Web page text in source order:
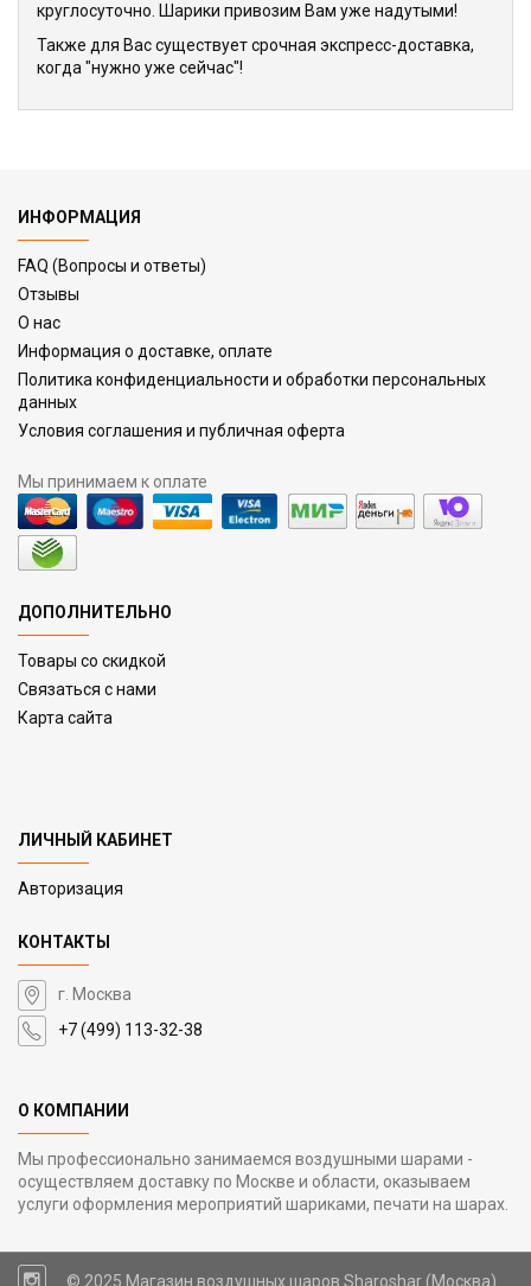
круглосуточно. Шарики привозим Вам уже надутыми!
Также для Вас существует срочная экспресс-доставка,
когда "нужно уже сейчас"!
ИНФОРМАЦИЯ
FAQ (Вопросы и ответы)
Отзывы
О нас
Информация о доставке, оплате
Политика конфиденциальности и обработки персональных
данных
Условия соглашения и публичная оферта
Мы принимаем к оплате
ДОПОЛНИТЕЛЬНО
Товары со скидкой
Связаться с нами
Карта сайта
ЛИЧНЫЙ КАБИНЕТ
Авторизация
КОНТАКТЫ
г. Москва
+7 (499) 113-32-38
О КОМПАНИИ
Мы профессионально занимаемся воздушными шарами -
осуществляем доставку по Москве и области, оказываем
услуги оформления мероприятий шариками, печати на шарах.
© 2025 Магазин воздушных шаров Sharoshar (Москва)